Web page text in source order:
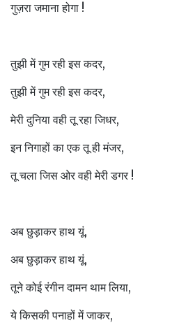
गुज़रा जमाना होगा !
तुझी में गुम रही इस कदर,
तुझी में गुम रही इस कदर,
मेरी दुनिया वही तू रहा जिधर,
इन निगाहों का एक तू ही मंजर,
तू चला जिस ओर वही मेरी डगर !
अब छुड़ाकर हाथ यूं,
अब छुड़ाकर हाथ यूं,
तूने कोई रंगीन दामन थाम लिया,
ये किसकी पनाहों में जाकर,